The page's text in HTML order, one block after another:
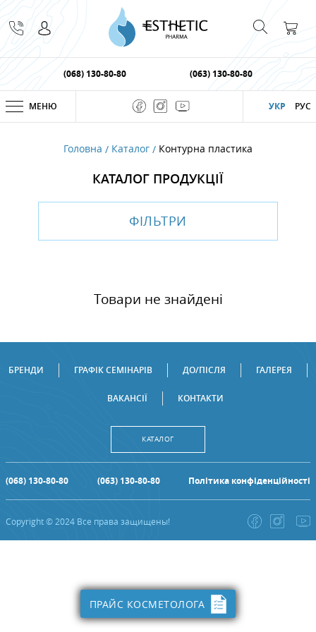
(068) 130-80-80 (063) 130-80-80
УКР РУС
МЕНЮ
Головна Каталог Контурна пластика
КАТАЛОГ ПРОДУКЦІЇ
ФІЛЬТРИ
Товари не знайдені
ПРАЙС КОСМЕТОЛОГА
БРЕНДИ ГРАФІК СЕМІНАРІВ ДО/ПІСЛЯ ГАЛЕРЕЯ
ВАКАНСІЇ КОНТАКТИ
КАТАЛОГ
(068) 130-80-80 (063) 130-80-80 Політика конфіденційності
Copyright © 2024 Все права защищены!